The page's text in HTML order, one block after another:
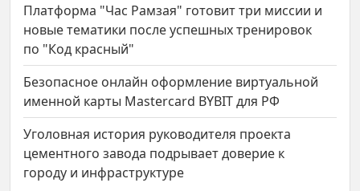
Платформа "Час Рамзая" готовит три миссии и
новые тематики после успешных тренировок
по "Код красный"
Безопасное онлайн оформление виртуальной
именной карты Mastercard BYBIT для РФ
Уголовная история руководителя проекта
цементного завода подрывает доверие к
городу и инфраструктуре